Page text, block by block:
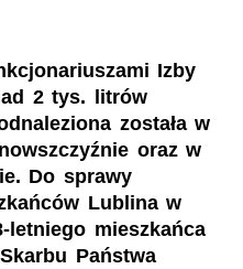
Izby
2 tys. litrów
została w
oraz w
Do sprawy
Lublina w
mieszkańca
Państwa